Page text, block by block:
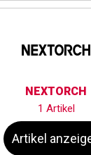
NEXTORCH
1 Artikel
Artikel